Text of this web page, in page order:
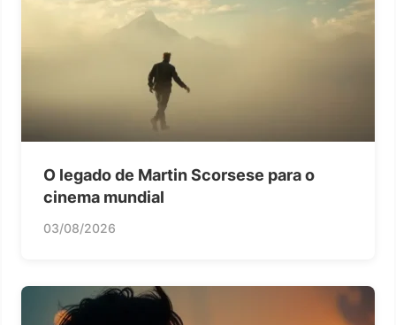
O legado de Martin Scorsese para o
cinema mundial
03/08/2026